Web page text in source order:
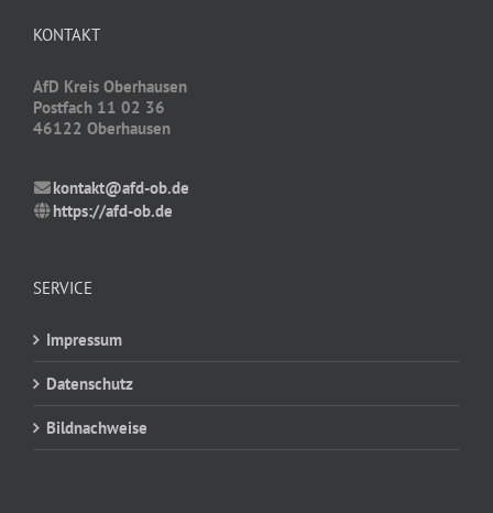
KONTAKT
AfD Kreis Oberhausen
Postfach 11 02 36
46122 Oberhausen
kontakt@afd-ob.de
https://afd-ob.de
SERVICE
Impressum
Datenschutz
Bildnachweise